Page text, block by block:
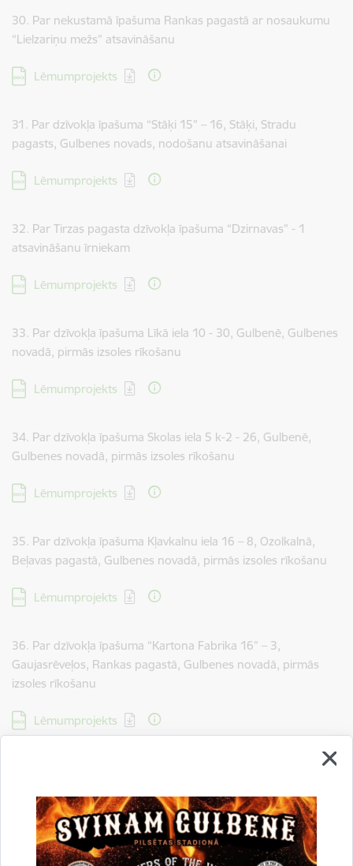
30. Par nekustamā īpašuma Rankas pagastā ar nosaukumu
“Lielzariņu mežs” atsavināšanu
Lejupielādēt:
Lēmumprojekts
31. Par dzīvokļa īpašuma “Stāķi 15” – 16, Stāķi, Stradu
pagasts, Gulbenes novads, nodošanu atsavināšanai
Lejupielādēt:
Lēmumprojekts
32. Par Tirzas pagasta dzīvokļa īpašuma “Dzirnavas” - 1
atsavināšanu īrniekam
Lejupielādēt:
Lēmumprojekts
33. Par dzīvokļa īpašuma Līkā iela 10 - 30, Gulbenē, Gulbenes
novadā, pirmās izsoles rīkošanu
Lejupielādēt:
Lēmumprojekts
34. Par dzīvokļa īpašuma Skolas iela 5 k-2 - 26, Gulbenē,
Gulbenes novadā, pirmās izsoles rīkošanu
Lejupielādēt:
Lēmumprojekts
35. Par dzīvokļa īpašuma Kļavkalnu iela 16 – 8, Ozolkalnā,
Beļavas pagastā, Gulbenes novadā, pirmās izsoles rīkošanu
Lejupielādēt:
Lēmumprojekts
36. Par dzīvokļa īpašuma “Kartona Fabrika 16” – 3,
Gaujasrēveļos, Rankas pagastā, Gulbenes novadā, pirmās
izsoles rīkošanu
Lejupielādēt:
Lēmumprojekts
37. Par dzīvokļa īpašuma “Šķieneri 7” - 10, Šķieneros, Stradu
Lejupielādēt:
Lēmumprojekts